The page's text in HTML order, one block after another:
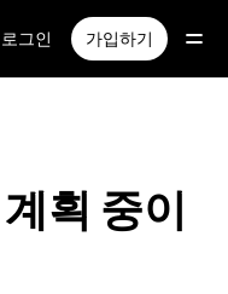
로그인 가입하기
획 중이